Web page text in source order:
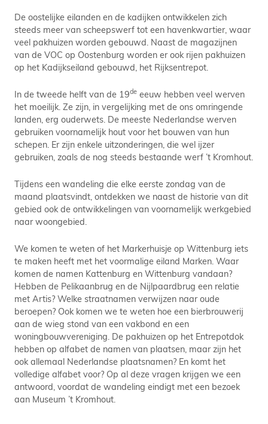
De oostelijke eilanden en de kadijken ontwikkelen zich
steeds meer van scheepswerf tot een havenkwartier, waar
veel pakhuizen worden gebouwd. Naast de magazijnen
van de VOC op Oostenburg worden er ook rijen pakhuizen
op het Kadijkseiland gebouwd, het Rijksentrepot.
In de tweede helft van de 19de eeuw hebben veel werven
het moeilijk. Ze zijn, in vergelijking met de ons omringende
landen, erg ouderwets. De meeste Nederlandse werven
gebruiken voornamelijk hout voor het bouwen van hun
schepen. Er zijn enkele uitzonderingen, die wel ijzer
gebruiken, zoals de nog steeds bestaande werf ’t Kromhout.
Tijdens een wandeling die elke eerste zondag van de
maand plaatsvindt, ontdekken we naast de historie van dit
gebied ook de ontwikkelingen van voornamelijk werkgebied
naar woongebied.
We komen te weten of het Markerhuisje op Wittenburg iets
te maken heeft met het voormalige eiland Marken. Waar
komen de namen Kattenburg en Wittenburg vandaan?
Hebben de Pelikaanbrug en de Nijlpaardbrug een relatie
met Artis? Welke straatnamen verwijzen naar oude
beroepen? Ook komen we te weten hoe een bierbrouwerij
aan de wieg stond van een vakbond en een
woningbouwvereniging. De pakhuizen op het Entrepotdok
hebben op alfabet de namen van plaatsen, maar zijn het
ook allemaal Nederlandse plaatsnamen? En komt het
volledige alfabet voor? Op al deze vragen krijgen we een
antwoord, voordat de wandeling eindigt met een bezoek
aan Museum ’t Kromhout.